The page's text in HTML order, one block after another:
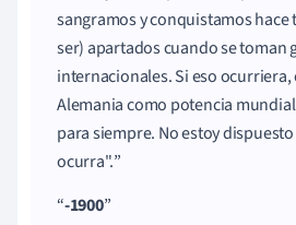
sangramos y conquistamos
ser) apartados cuando se toman
internacionales. Si eso ocurriera,
Alemania como potencia
para siempre. No estoy
ocurra".
-1900